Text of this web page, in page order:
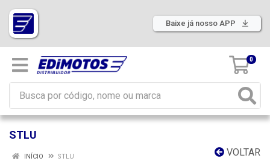
Baixe já nosso APP
0
STLU
VOLTAR
INÍCIO STLU